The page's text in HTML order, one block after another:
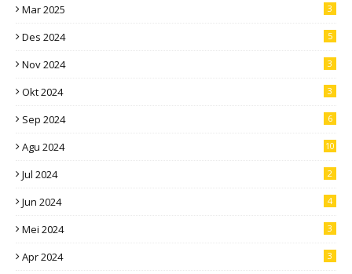
Mar 2025 3
Des 2024 5
Nov 2024 3
Okt 2024 3
Sep 2024 6
Agu 2024 10
Jul 2024 2
Jun 2024 4
Mei 2024 3
Apr 2024 3